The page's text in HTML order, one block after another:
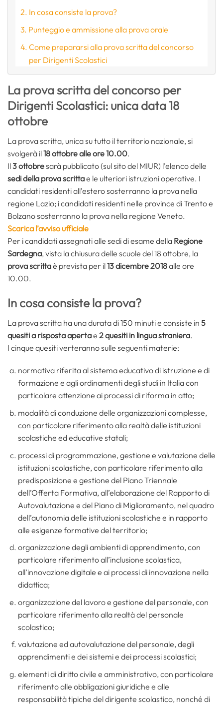
In cosa consiste la prova?
Punteggio e ammissione alla prova orale
Come prepararsi alla prova scritta del concorso
per Dirigenti Scolastici
La prova scritta del concorso per
Dirigenti Scolastici: unica data 18
ottobre
La prova scritta, unica su tutto il territorio nazionale, si
svolgerà il18 ottobre alle ore 10.00.
Il3 ottobresarà pubblicato (sul sito del MIUR) l’elenco delle
sedi della prova scrittae le ulteriori istruzioni operative. I
candidati residenti all’estero sosterranno la prova nella
regione Lazio; i candidati residenti nelle province di Trento e
Bolzano sosterranno la prova nella regione Veneto.
Scarica l’avviso ufficiale
Per i candidati assegnati alle sedi di esame della Regione
Sardegna, vista la chiusura delle scuole del 18 ottobre, la
prova scrittaè prevista per il13 dicembre 2018alle ore
10.00.
In cosa consiste la prova?
La prova scritta ha una durata di 150 minuti e consiste in 5
quesiti a risposta apertae 2 quesiti in lingua straniera.
I cinque quesiti verteranno sulle seguenti materie:
normativa riferita al sistema educativo di istruzione e di
formazione e agli ordinamenti degli studi in Italia con
particolare attenzione ai processi di riforma in atto;
modalità di conduzione delle organizzazioni complesse,
con particolare riferimento alla realtà delle istituzioni
scolastiche ed educative statali;
processi di programmazione, gestione e valutazione delle
istituzioni scolastiche, con particolare riferimento alla
predisposizione e gestione del Piano Triennale
dell’Offerta Formativa, all’elaborazione del Rapporto di
Autovalutazione e del Piano di Miglioramento, nel quadro
dell’autonomia delle istituzioni scolastiche e in rapporto
alle esigenze formative del territorio;
organizzazione degli ambienti di apprendimento, con
particolare riferimento all’inclusione scolastica,
all’innovazione digitale e ai processi di innovazione nella
didattica;
organizzazione del lavoro e gestione del personale, con
particolare riferimento alla realtà del personale
scolastico;
valutazione ed autovalutazione del personale, degli
apprendimenti e dei sistemi e dei processi scolastici;
elementi di diritto civile e amministrativo, con particolare
riferimento alle obbligazioni giuridiche e alle
responsabilità tipiche del dirigente scolastico, nonché di